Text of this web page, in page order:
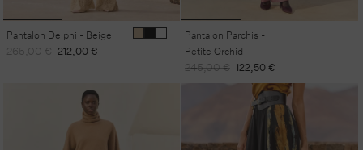
Pantalon Delphi - Beige
Prix
265,00 € Prix
212,00 €
Pantalon Parchis -
Petite Orchid
Prix
245,00 € Prix
promotionnel
122,50 €